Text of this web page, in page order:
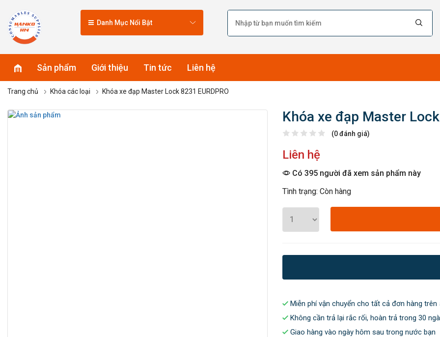
Danh Mục Nổi Bật
Sản phẩm Giới thiệu Tin tức Liên hệ
Trang chủ Khóa các loại Khóa xe đạp Master Lock 8231 EURDPRO
Khóa xe đạp Master
(0 đánh giá)
Liên hệ
Có 395 người đã xem sản phẩm này
Tình trạng: Còn hàng
Miễn phí vận chuyển cho tất cả đơn hàng trên
Không cần trả lại rắc rối, hoàn trả trong 30
Giao hàng vào ngày hôm sau trong nước bạn